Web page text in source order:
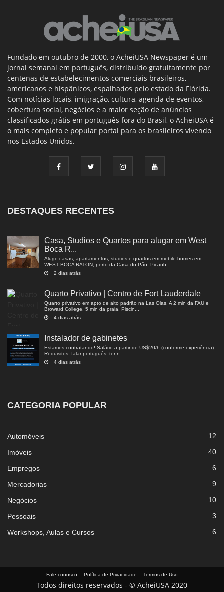
Fundado em outubro de 2000, o AcheiUSA Newspaper é um
jornal semanal em português, distribuído gratuitamente por
centenas de estabelecimentos comerciais brasileiros,
americanos e hispânicos, espalhados pelo estado da Flórida.
Com notícias locais, imigração, cultura, agenda de eventos,
cobertura social, negócios e a maior seção de anúncios
classificados grátis em português fora do Brasil, o AcheiUSA é
o mais completo e popular portal para os brasileiros vivendo
nos Estados Unidos.
DESTAQUES RECENTES
Casa, Studios e Quartos para alugar em West
Boca R...
Alugo casas, apartamentos, studios e quartos em mobile homes em
WEST BOCA RATON, perto da Casa do Pão, Picanh...
2 dias atrás
Quarto Privativo | Centro de Fort Lauderdale
Quarto privativo em apto de alto padrão na Las Olas. A 2 min da FAU e
Broward College, 5 min da praia. Piscin...
4 dias atrás
Instalador de gabinetes
Estamos contratando! Salário a partir de US$20/h (conforme experiência).
Requisitos: falar português, ter n...
4 dias atrás
CATEGORIA POPULAR
Automóveis 12
Imóveis 40
Empregos 6
Mercadorias 9
Negócios 10
Pessoais 3
Workshops, Aulas e Cursos 6
Fale conosco Política de Privacidade Termos de Uso
Todos direitos reservados - © AcheiUSA 2020